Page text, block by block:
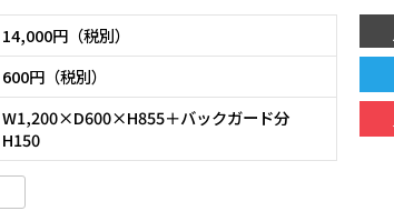
14,000円（税別）
600円（税別）
W1,200×D600×H855＋バックガード分
H150